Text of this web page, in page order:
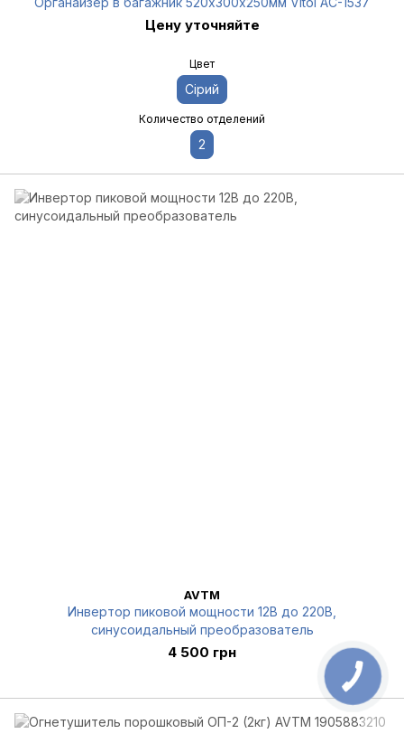
Цену уточняйте
Цвет
Сірий
Количество отделений
2
AVTM
Инвертор пиковой мощности 12В до 220В,
синусоидальный преобразователь
4 500 грн